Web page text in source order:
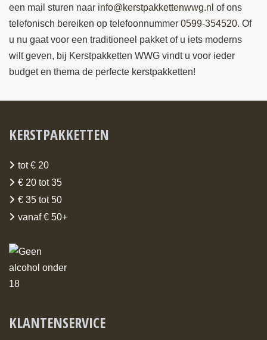
een mail sturen naar info@kerstpakkettenwwg.nl of ons
telefonisch bereiken op telefoonnummer 0599-354520. Of
u nu gaat voor een traditioneel pakket of u iets moderns
wilt geven, bij Kerstpakketten WWG vindt u voor ieder
budget en thema de perfecte kerstpakketten!
KERSTPAKKETTEN
tot € 20
€ 20 tot 35
€ 35 tot 50
vanaf € 50+
KLANTENSERVICE